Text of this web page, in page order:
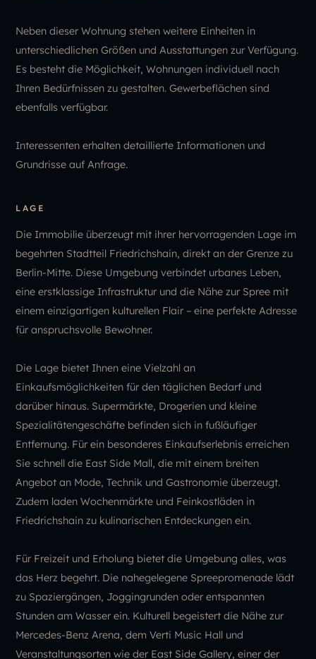
Neben dieser Wohnung stehen weitere Einheiten in
unterschiedlichen Größen und Ausstattungen zur Verfügung.
Es besteht die Möglichkeit, Wohnungen individuell nach
Ihren Bedürfnissen zu gestalten. Gewerbeflächen sind
ebenfalls verfügbar.
Interessenten erhalten detaillierte Informationen und
Grundrisse auf Anfrage.
LAGE
Die Immobilie überzeugt mit ihrer hervorragenden Lage im
begehrten Stadtteil Friedrichshain, direkt an der Grenze zu
Berlin-Mitte. Diese Umgebung verbindet urbanes Leben,
eine erstklassige Infrastruktur und die Nähe zur Spree mit
einem einzigartigen kulturellen Flair – eine perfekte Adresse
für anspruchsvolle Bewohner.
Die Lage bietet Ihnen eine Vielzahl an
Einkaufsmöglichkeiten für den täglichen Bedarf und
darüber hinaus. Supermärkte, Drogerien und kleine
Spezialitätengeschäfte befinden sich in fußläufiger
Entfernung. Für ein besonderes Einkaufserlebnis erreichen
Sie schnell die East Side Mall, die mit einem breiten
Angebot an Mode, Technik und Gastronomie überzeugt.
Zudem laden Wochenmärkte und Feinkostläden in
Friedrichshain zu kulinarischen Entdeckungen ein.
Für Freizeit und Erholung bietet die Umgebung alles, was
das Herz begehrt. Die nahegelegene Spreepromenade lädt
zu Spaziergängen, Joggingrunden oder entspannten
Stunden am Wasser ein. Kulturell begeistert die Nähe zur
Mercedes-Benz Arena, dem Verti Music Hall und
Veranstaltungsorten wie der East Side Gallery, einer der